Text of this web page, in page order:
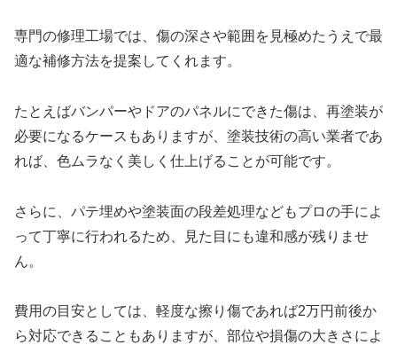
専門の修理工場では、傷の深さや範囲を見極めたうえで最
適な補修方法を提案してくれます。
たとえばバンパーやドアのパネルにできた傷は、再塗装が
必要になるケースもありますが、塗装技術の高い業者であ
れば、色ムラなく美しく仕上げることが可能です。
さらに、パテ埋めや塗装面の段差処理などもプロの手によ
って丁寧に行われるため、見た目にも違和感が残りませ
ん。
費用の目安としては、軽度な擦り傷であれば2万円前後か
ら対応できることもありますが、部位や損傷の大きさによ